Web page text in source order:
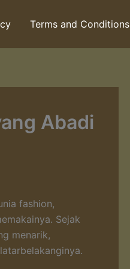
Terms and Conditions
Abadi
fashion,
Sejak
menarik,